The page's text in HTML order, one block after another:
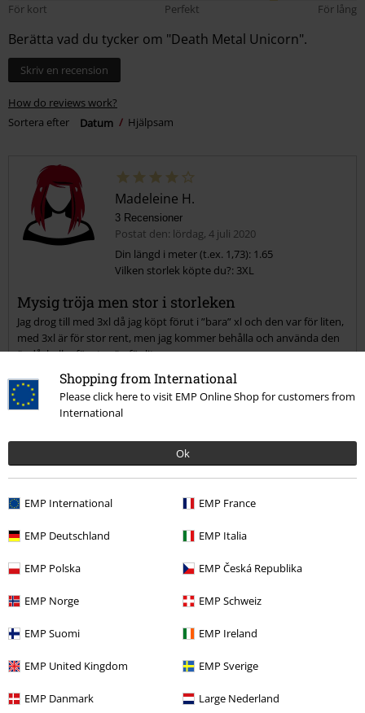
Shopping from International
Please click here to visit EMP Online Shop for customers from
International
Ok
EMP International EMP France
EMP Deutschland EMP Italia
EMP Polska EMP Česká Republika
EMP Norge EMP Schweiz
EMP Suomi EMP Ireland
EMP United Kingdom EMP Sverige
EMP Danmark Large Nederland
För kort
Perfekt För lång
Berätta vad du tycker om "Death Metal Unicorn".
Skriv en recension
How do reviews work?
Sortera efter
Datum Hjälpsam
Madeleine H.
3 Recensioner
Postat den: lördag, 4 juli 2020
Din längd i meter (t.ex. 1,73): 1.65
Vilken storlek köpte du?: 3XL
Mysig tröja men stor i storleken
Jag drog till med 3xl då jag köpt förut i ”bara” xl och den var för liten,
med 3xl är för stor rent, men jag kommer behålla och använda den
ändå, hellre för stor än för liten.
4
5
Passform
Vidd
Längd
För kort
Perfekt
Verifierad recension
Hade du någon nytta av den här recensionen?
Kommentar